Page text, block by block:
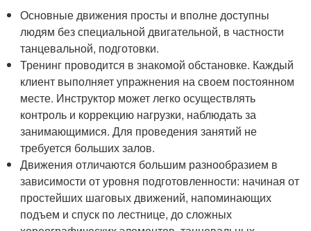
Основные движения просты и вполне доступны
людям без специальной двигательной, в частности
танцевальной, подготовки.
Тренинг проводится в знакомой обстановке. Каждый
клиент выполняет упражнения на своем постоянном
месте. Инструктор может легко осуществлять
контроль и коррекцию нагрузки, наблюдать за
занимающимися. Для проведения занятий не
требуется больших залов.
Движения отличаются большим разнообразием в
зависимости от уровня подготовленности: начиная от
простейших шаговых движений, напоминающих
подъем и спуск по лестнице, до сложных